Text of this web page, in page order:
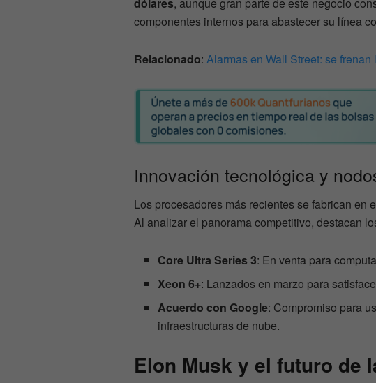
dólares, aunque gran parte de este negocio
componentes internos para abastecer su línea
Relacionado: Alarmas en Wall Street: se
Innovación tecnológica y
Los procesadores más recientes se fabrican en
Al analizar el panorama competitivo, destacan
Core Ultra Series 3: En venta para
Xeon 6+: Lanzados en marzo para
Acuerdo con Google: Compromiso para
infraestructuras de nube.
Elon Musk y el futuro de